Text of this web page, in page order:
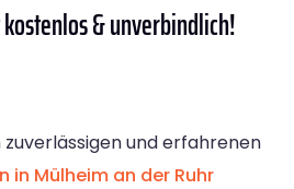
& unverbindlich!
und erfahrenen
in Mülheim an der Ruhr